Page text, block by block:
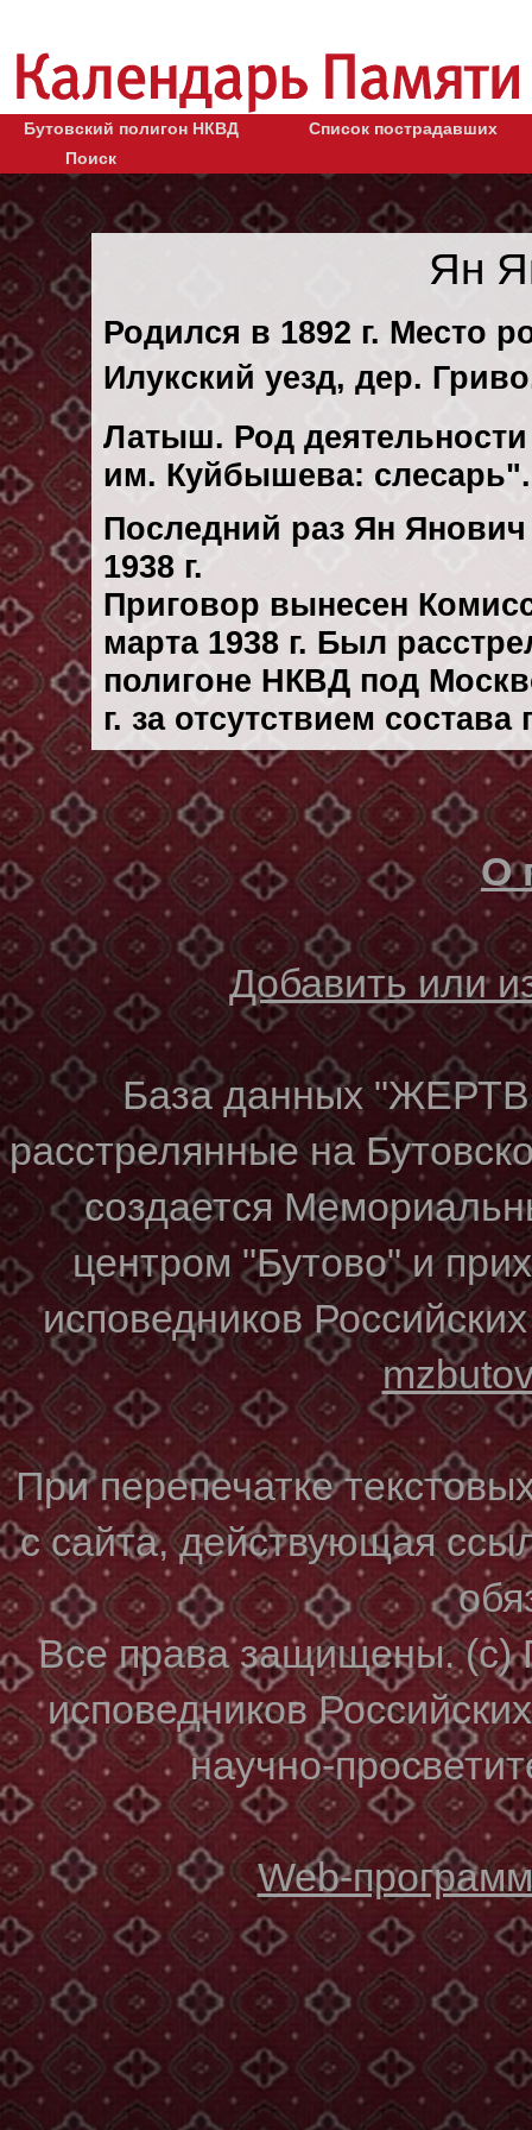
Бутовский полигон НКВД
Список пострадавших
Поиск
Ян
Родился в 1892 г. Место
Илукский уезд, дер.
Латыш. Род деятельности
им. Куйбышева:
Последний раз Ян
1938 г.
Приговор вынесен
марта 1938 г. Был
полигоне НКВД под
г. за отсутствием
О
Добавить или
База данных
расстрелянные на
создается
центром "Бутово" и
исповедников
При перепечатке
с сайта, действующая
Все права защищены. (с)
исповедников
научно-
Web-